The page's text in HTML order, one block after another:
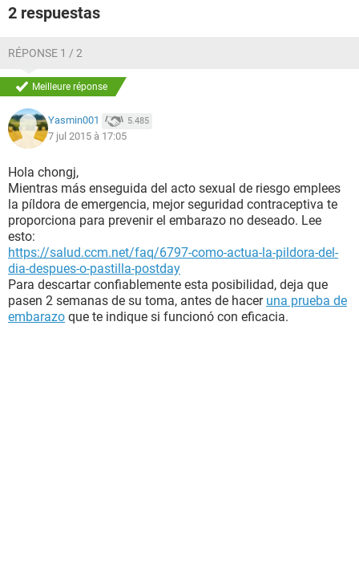
2 respuestas
RÉPONSE 1 / 2
Meilleure réponse
Yasmin001 5.485
7 jul 2015 à 17:05
Hola chongj,
Mientras más enseguida del acto sexual de riesgo emplees
la píldora de emergencia, mejor seguridad contraceptiva te
proporciona para prevenir el embarazo no deseado. Lee
esto:
https://salud.ccm.net/faq/6797-como-actua-la-pildora-del-
dia-despues-o-pastilla-postday
Para descartar confiablemente esta posibilidad, deja que
pasen 2 semanas de su toma, antes de hacer una prueba de
embarazo que te indique si funcionó con eficacia.